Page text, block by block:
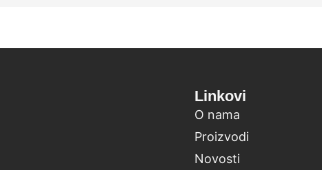
Linkovi
O nama
Proizvodi
Novosti